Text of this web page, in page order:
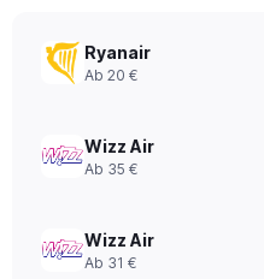
values.
Range:
300.
Ryanair
Ab 20 €
Wizz Air
Ab 35 €
Wizz Air
Ab 31 €